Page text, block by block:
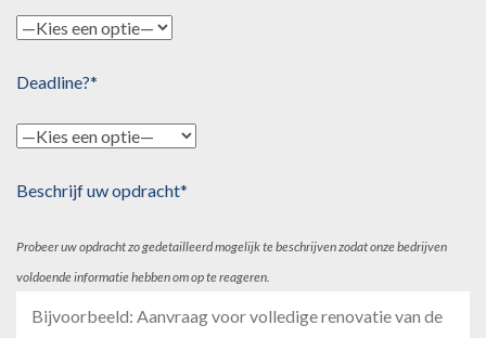
Deadline?*
Beschrijf uw opdracht*
Probeer uw opdracht zo gedetailleerd mogelijk te beschrijven zodat onze bedrijven
voldoende informatie hebben om op te reageren.